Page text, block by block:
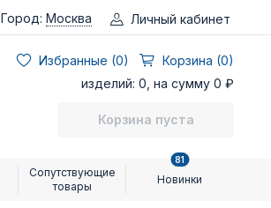
Город: Москва Личный кабинет
Избранные (0)
Корзина (0)
изделий: 0, на сумму 0 ₽
Корзина пуста
Сопутствующие
товары
Новинки
81